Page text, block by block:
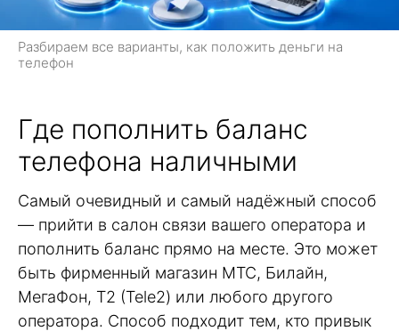
Разбираем все варианты, как положить деньги на
телефон
Где пополнить баланс
телефона наличными
Самый очевидный и самый надёжный способ
— прийти в салон связи вашего оператора и
пополнить баланс прямо на месте. Это может
быть фирменный магазин МТС, Билайн,
МегаФон, Т2 (Tele2) или любого другого
оператора. Способ подходит тем, кто привык